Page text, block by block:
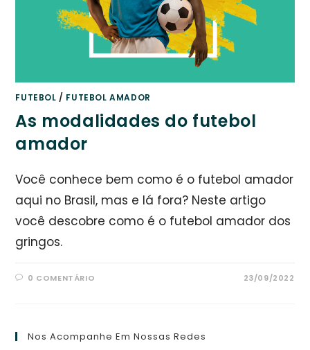
FUTEBOL / FUTEBOL AMADOR
As modalidades do futebol
amador
Você conhece bem como é o futebol amador
aqui no Brasil, mas e lá fora? Neste artigo
você descobre como é o futebol amador dos
gringos.
0 COMENTÁRIO 23/09/2022
Nos Acompanhe Em Nossas Redes